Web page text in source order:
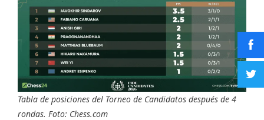
Tabla de posiciones del Torneo de Candidatos después de 4
rondas. Foto: Chess.com